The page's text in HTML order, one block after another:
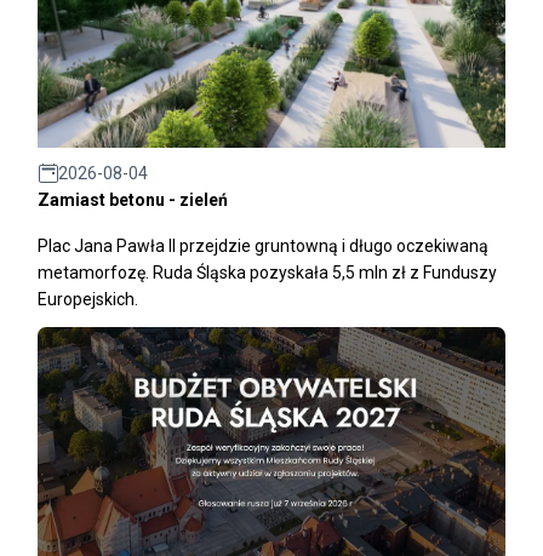
2026-08-04
Zamiast betonu - zieleń
Plac Jana Pawła II przejdzie gruntowną i długo oczekiwaną
metamorfozę. Ruda Śląska pozyskała 5,5 mln zł z Funduszy
Europejskich.